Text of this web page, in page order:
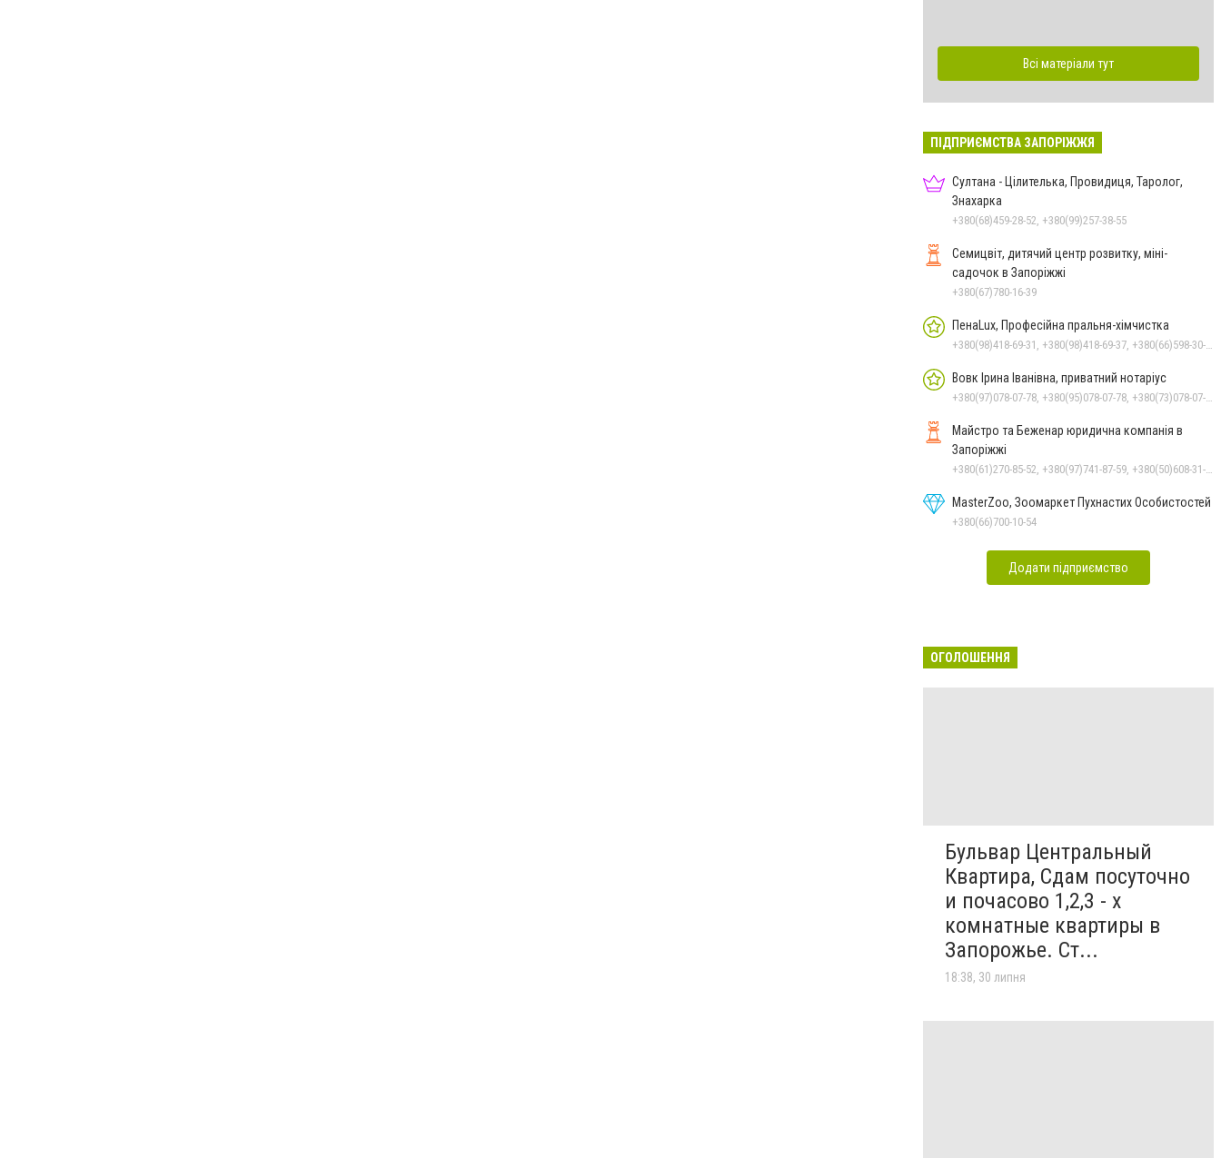
Всі матеріали тут
ПІДПРИЄМСТВА ЗАПОРІЖЖЯ
Султана - Цілителька, Провидиця, Таролог,
Знахарка
+380(68)459-28-52, +380(99)257-38-55
Семицвіт, дитячий центр розвитку, міні-
садочок в Запоріжжі
+380(67)780-16-39
ПенаLux, Професійна пральня-хімчистка
Вовк Ірина Іванівна, приватний нотаріус
Майстро та Беженар юридична компанія в
Запоріжжі
MasterZoo, Зоомаркет Пухнастих Особистостей
+380(66)700-10-54
Додати підприємство
ОГОЛОШЕННЯ
Бульвар Центральный
Квартира, Сдам посуточно
и почасово 1,2,3 - х
комнатные квартиры в
Запорожье. Ст...
18:38, 30 липня